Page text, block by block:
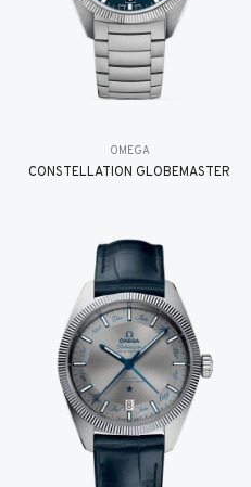
OMEGA
CONSTELLATION GLOBEMASTER